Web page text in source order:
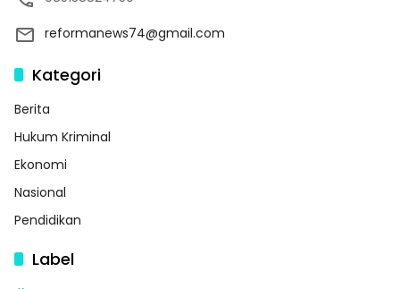
reformanews74@gmail.com
Kategori
Berita
Hukum Kriminal
Ekonomi
Nasional
Pendidikan
Label